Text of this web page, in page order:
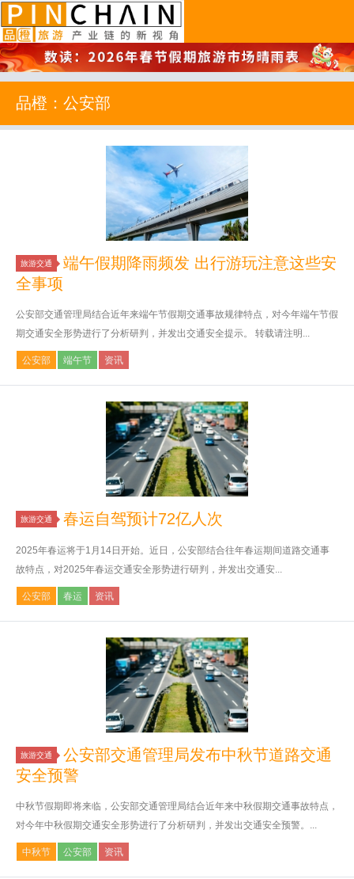
品橙旅游
品橙：公安部
旅游交通
端午假期降雨频发 出行游玩注意这些安
全事项
公安部交通管理局结合近年来端午节假期交通事故规律特点，对今年端午节假
期交通安全形势进行了分析研判，并发出交通安全提示。 转载请注明...
公安部 端午节 资讯
旅游交通 春运自驾预计72亿人次
2025年春运将于1月14日开始。近日，公安部结合往年春运期间道路交通事
故特点，对2025年春运交通安全形势进行研判，并发出交通安...
公安部 春运 资讯
旅游交通
公安部交通管理局发布中秋节道路交通
安全预警
中秋节假期即将来临，公安部交通管理局结合近年来中秋假期交通事故特点，
对今年中秋假期交通安全形势进行了分析研判，并发出交通安全预警。...
中秋节 公安部 资讯